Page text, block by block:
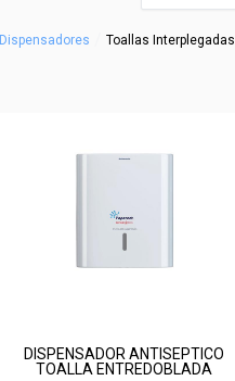
Dispensadores Toallas Interplegadas
DISPENSADOR ANTISEPTICO
TOALLA ENTREDOBLADA